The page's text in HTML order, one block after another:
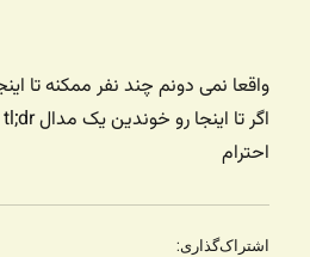
واقعا نمی دونم چند نفر ممکنه تا
احترام
اشتراک‌گذاری: